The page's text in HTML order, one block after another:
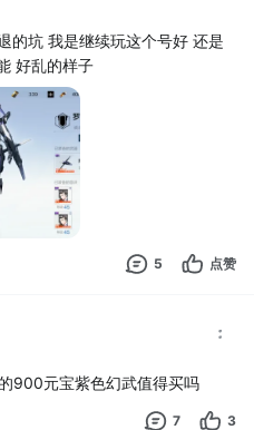
的坑 我是继续玩这个号好 还是
好乱的样子
5 点赞
900元宝紫色幻武值得买吗
7 3